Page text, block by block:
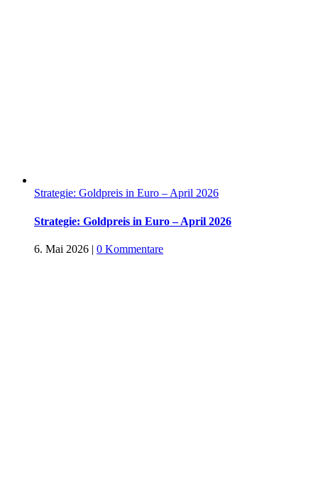
Strategie: Goldpreis in Euro – April 2026
Strategie: Goldpreis in Euro – April 2026
6. Mai 2026 | 0 Kommentare